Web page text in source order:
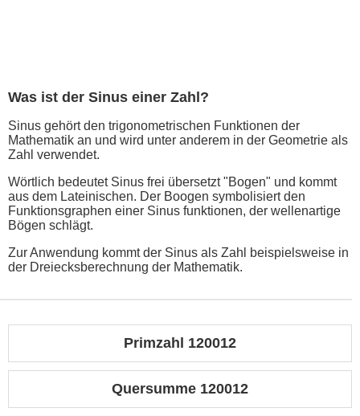
Was ist der Sinus einer Zahl?
Sinus gehört den trigonometrischen Funktionen der
Mathematik an und wird unter anderem in der Geometrie als
Zahl verwendet.
Wörtlich bedeutet Sinus frei übersetzt "Bogen" und kommt
aus dem Lateinischen. Der Boogen symbolisiert den
Funktionsgraphen einer Sinus funktionen, der wellenartige
Bögen schlägt.
Zur Anwendung kommt der Sinus als Zahl beispielsweise in
der Dreiecksberechnung der Mathematik.
Primzahl 120012
Quersumme 120012